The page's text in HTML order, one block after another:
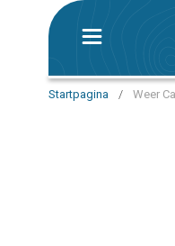
Startpagina / Weer